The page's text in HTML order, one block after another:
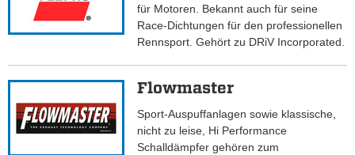
für Motoren. Bekannt auch für seine
Race-Dichtungen für den professionellen
Rennsport. Gehört zu DRiV Incorporated.
Flowmaster
Sport-Auspuffanlagen sowie klassische,
nicht zu leise, Hi Performance
Schalldämpfer gehören zum